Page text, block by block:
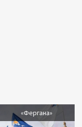
«Фергана»